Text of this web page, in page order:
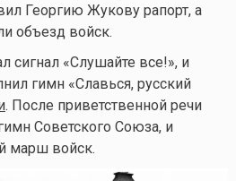
Георгию Жукову рапорт, а
объезд войск.
сигнал «Слушайте все!», и
гимн «Славься, русский
. После приветственной речи
Советского Союза, и
марш войск.